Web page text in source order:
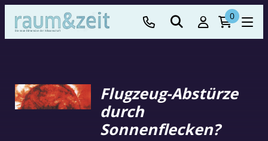
0
Flugzeug-Abstürze
durch
Sonnenflecken?